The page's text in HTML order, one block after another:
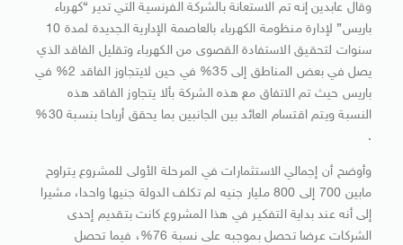
وقال عابدين إنه تم الاستعانة بالشركة الفرنسية التي تدير “كهرباء
باريس” لإدارة منظومة الكهرباء بالعاصمة الإدارية الجديدة لمدة 10
سنوات لتحقيق الاستفادة القصوى من الكهرباء وتقليل الفاقد الذي
يصل في بعض المناطق إلى 35% في حين لايتجاوز الفاقد 2% في
باريس حيث تم الاتفاق مع هذه الشركة بألا يتجاوز الفاقد هذه
النسبة ويتم اقتسام العائد بين الجانبين بما يحقق أرباحا بنسبة 30%
.
وأوضح أن إجمالي الاستثمارات في المرحلة الأولى للمشروع يتراوح
مابين 700 إلى 800 مليار جنيه لم تكلف الدولة جنيها واحدا، مشيرا
إلى أنه عند بداية التفكير في هذا المشروع كانت بتقديم إحدى
الشركات عرضا تحصل بموجبه على نسبة 76%، فيما تحصل